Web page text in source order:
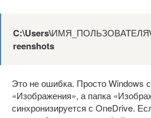
C:\Users\ИМЯ_ПОЛЬЗОВАТЕЛЯ
reenshots
Это не ошибка. Просто Windows
«Изображения», а папка
синхронизируется с OneDrive.